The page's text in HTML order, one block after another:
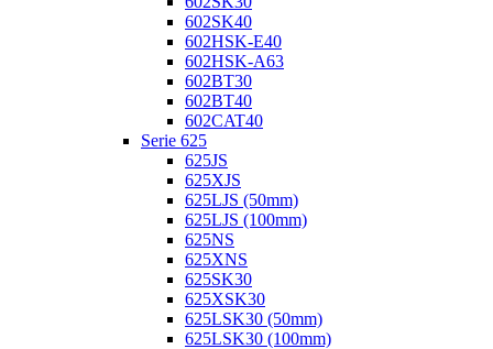
602SK40
602HSK-E40
602HSK-A63
602BT30
602BT40
602CAT40
Serie 625
625JS
625XJS
625LJS (50mm)
625LJS (100mm)
625NS
625XNS
625SK30
625XSK30
625LSK30 (50mm)
625LSK30 (100mm)